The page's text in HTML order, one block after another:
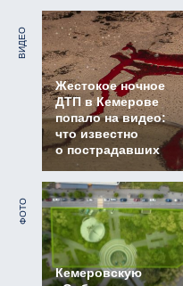
ВИДЕО
Жестокое ночное
ДТП в Кемерове
попало на видео:
что известно
о пострадавших
ФОТО
Кемеровскую